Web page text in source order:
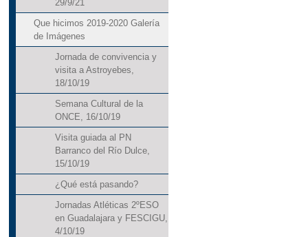
29/9/21
Que hicimos 2019-2020 Galería
de Imágenes
Jornada de convivencia y
visita a Astroyebes,
18/10/19
Semana Cultural de la
ONCE, 16/10/19
Visita guiada al PN
Barranco del Río Dulce,
15/10/19
¿Qué está pasando?
Jornadas Atléticas 2ºESO
en Guadalajara y FESCIGU,
4/10/19